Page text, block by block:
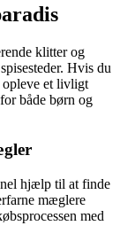
klitter og
Hvis du
opleve et livligt
både børn og
hjælp til at finde
mæglere
med